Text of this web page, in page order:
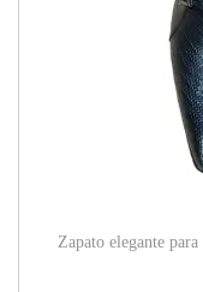
Zapato elegante